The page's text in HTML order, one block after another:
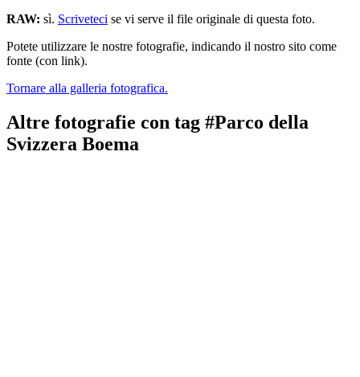
RAW: sì. Scriveteci se vi serve il file originale di questa foto.
Potete utilizzare le nostre fotografie, indicando il nostro sito come
fonte (con link).
Tornare alla galleria fotografica.
Altre fotografie con tag #Parco della
Svizzera Boema